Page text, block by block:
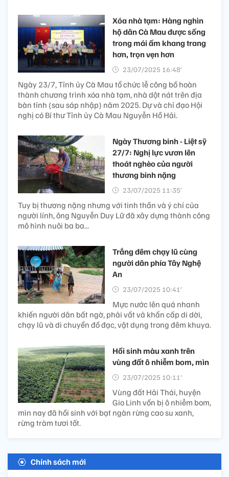
Xóa nhà tạm: Hàng nghìn
hộ dân Cà Mau được sống
trong mái ấm khang trang
hơn, trọn vẹn hơn
23/07/2025 16:48’
Ngày 23/7, Tỉnh ủy Cà Mau tổ chức lễ công bố hoàn
thành chương trình xóa nhà tạm, nhà dột nát trên địa
bàn tỉnh (sau sáp nhập) năm 2025. Dự và chỉ đạo Hội
nghị có Bí thư Tỉnh ủy Cà Mau Nguyễn Hồ Hải.
Ngày Thương binh - Liệt sỹ
27/7: Nghị lực vươn lên
thoát nghèo của người
thương binh nặng
23/07/2025 11:35’
Tuy bị thương nặng nhưng với tinh thần và ý chí của
người lính, ông Nguyễn Duy Lữ đã xây dựng thành công
mô hình nuôi ba ba...
Trắng đêm chạy lũ cùng
người dân phía Tây Nghệ
An
23/07/2025 10:41’
Mực nước lên quá nhanh
khiến người dân bất ngờ, phải vất vả khẩn cấp di dời,
chạy lũ và di chuyển đồ đạc, vật dụng trong đêm khuya.
Hồi sinh màu xanh trên
vùng đất ô nhiễm bom, mìn
23/07/2025 10:11’
Vùng đất Hải Thái, huyện
Gio Linh vốn bị ô nhiễm bom,
mìn nay đã hồi sinh với bạt ngàn rừng cao su xanh,
rừng tràm tươi tốt.
Chính sách mới